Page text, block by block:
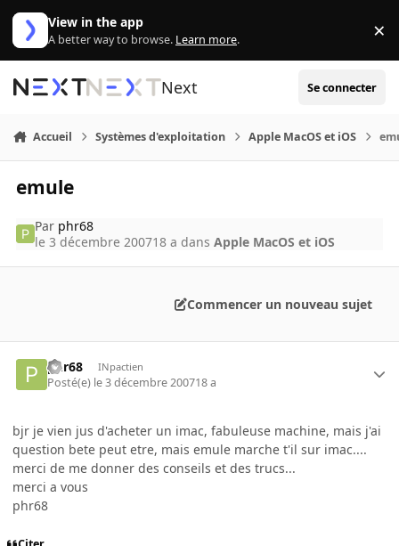
Aller au contenu
View in the app
A better way to browse. Learn more. ×
Next Se connecter
Accueil Systèmes d'exploitation Apple MacOS et iOS
emule
Par phr68
le 3 décembre 200718 a dansApple MacOS et iOS
Commencer un nouveau sujet
phr68 INpactien
Posté(e) le 3 décembre 200718 a
bjr je vien jus d'acheter un imac, fabuleuse machine, mais j'ai
question bete peut etre, mais emule marche t'il sur imac....
merci de me donner des conseils et des trucs...
merci a vous
phr68